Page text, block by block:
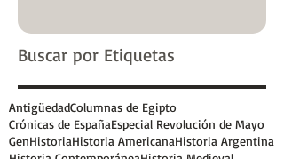
Buscar por Etiquetas
AntigüedadColumnas de Egipto
Crónicas de EspañaEspecial Revolución de Mayo
GenHistoriaHistoria AmericanaHistoria Argentina